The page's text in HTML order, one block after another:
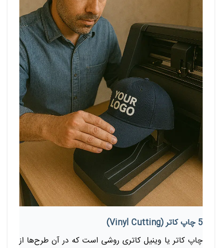
5 چاپ کاتر (Vinyl Cutting)
چاپ کاتر یا وینیل کاتری روشی است که در آن طرح‌ها از